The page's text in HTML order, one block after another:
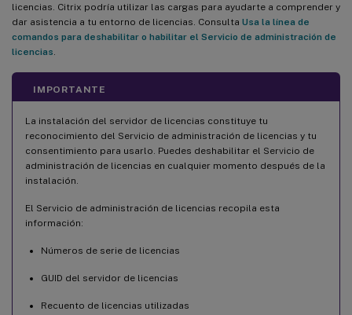
licencias. Citrix podría utilizar las cargas para ayudarte a comprender y
dar asistencia a tu entorno de licencias. Consulta Usa la línea de
comandos para deshabilitar o habilitar el Servicio de administración de
licencias
IMPORTANTE
La instalación del servidor de licencias constituye tu
reconocimiento del Servicio de administración de licencias y tu
consentimiento para usarlo. Puedes deshabilitar el Servicio de
administración de licencias en cualquier momento después de la
instalación.
El Servicio de administración de licencias recopila esta
información:
Números de serie de licencias
GUID del servidor de licencias
Recuento de licencias utilizadas